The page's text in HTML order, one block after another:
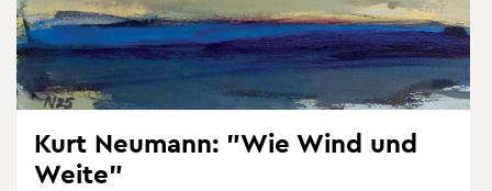
Kurt Neu­mann: "Wie Wind und
Weite"